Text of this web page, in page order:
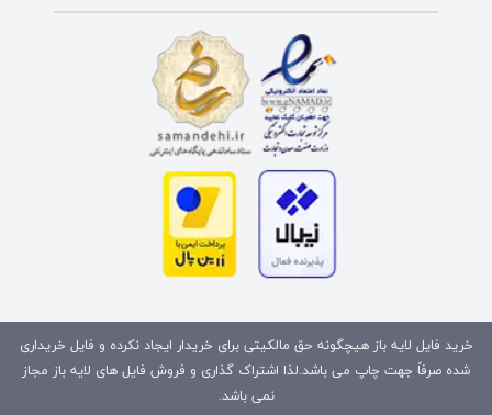
خرید فایل لایه باز هیچگونه حق مالکیتی برای خریدار ایجاد نکرده و فایل خریداری
شده صرفاً جهت چاپ می باشد.لذا اشتراک گذاری و فروش فایل های لایه باز مجاز
نمی باشد.